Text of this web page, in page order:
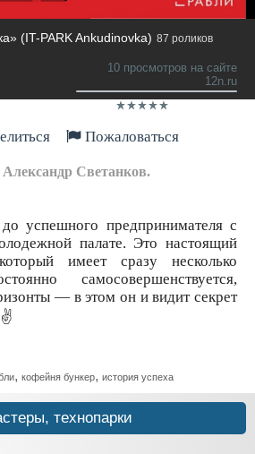
(IT-PARK Ankudinovka) 87 роликов
10 просмотров на сайте
12n.ru
Пожаловаться
Светанков.
успешного предпринимателя с
палате. Это настоящий
имеет сразу несколько
самосовершенствуется,
— в этом он и видит секрет
, кофейня бункер, история успеха
технопарки